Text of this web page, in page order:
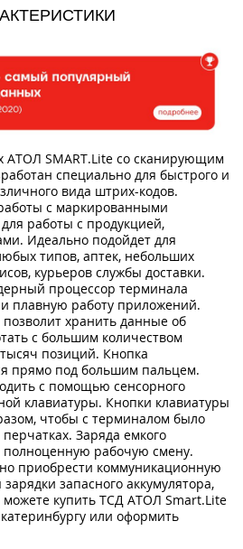
АТОЛ SMART.Lite со сканирующим
специально для быстрого и
вида штрих-кодов.
с маркированными
работы с продукцией,
Идеально подойдет для
типов, аптек, небольших
курьеров службы доставки.
процессор терминала
плавную работу приложений.
хранить данные об
с большим количеством
позиций. Кнопка
прямо под большим пальцем.
с помощью сенсорного
клавиатуры. Кнопки клавиатуры
чтобы с терминалом было
Заряда емкого
полноценную рабочую смену.
приобрести коммуникационную
зарядки запасного аккумулятора,
купить ТСД АТОЛ Smart.Lite
или оформить